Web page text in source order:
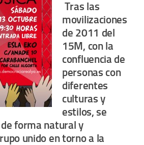
Tras las
movilizaciones
de 2011 del
15M, con la
confluencia de
personas con
diferentes
culturas y
estilos, se
forma natural y
unido en torno a la